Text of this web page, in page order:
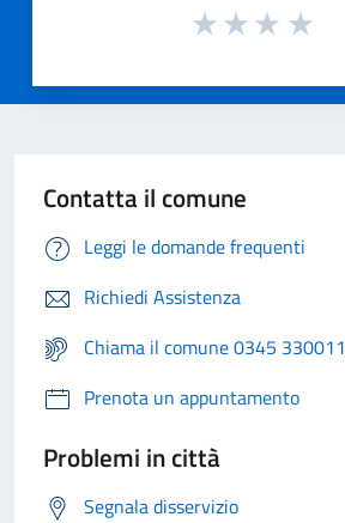
Contatta il comune
Leggi le domande frequenti
Richiedi Assistenza
Chiama il comune 0345 330011
Prenota un appuntamento
Problemi in città
Segnala disservizio